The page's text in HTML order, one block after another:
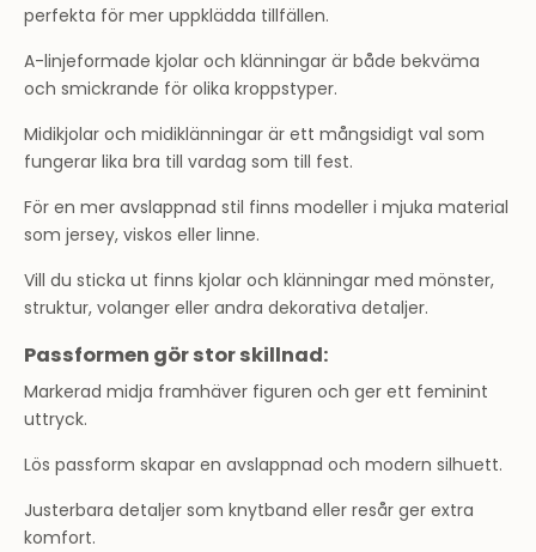
perfekta för mer uppklädda tillfällen.
A-linjeformade kjolar och klänningar är både bekväma
och smickrande för olika kroppstyper.
Midikjolar och midiklänningar är ett mångsidigt val som
fungerar lika bra till vardag som till fest.
För en mer avslappnad stil finns modeller i mjuka material
som jersey, viskos eller linne.
Vill du sticka ut finns kjolar och klänningar med mönster,
struktur, volanger eller andra dekorativa detaljer.
Passformen gör stor skillnad:
Markerad midja framhäver figuren och ger ett feminint
uttryck.
Lös passform skapar en avslappnad och modern silhuett.
Justerbara detaljer som knytband eller resår ger extra
komfort.